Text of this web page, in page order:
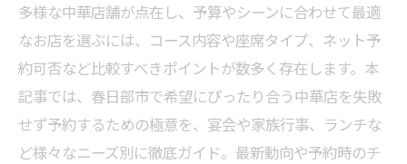
多様な中華店舗が点在し、予算やシーンに合わせて最適
なお店を選ぶには、コース内容や座席タイプ、ネット予
約可否など比較すべきポイントが数多く存在します。本
記事では、春日部市で希望にぴったり合う中華店を失敗
せず予約するための極意を、宴会や家族行事、ランチな
ど様々なニーズ別に徹底ガイド。最新動向や予約時のチ